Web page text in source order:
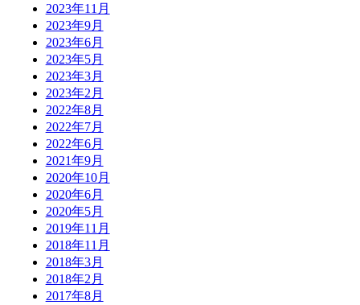
2023年11月
2023年9月
2023年6月
2023年5月
2023年3月
2023年2月
2022年8月
2022年7月
2022年6月
2021年9月
2020年10月
2020年6月
2020年5月
2019年11月
2018年11月
2018年3月
2018年2月
2017年8月